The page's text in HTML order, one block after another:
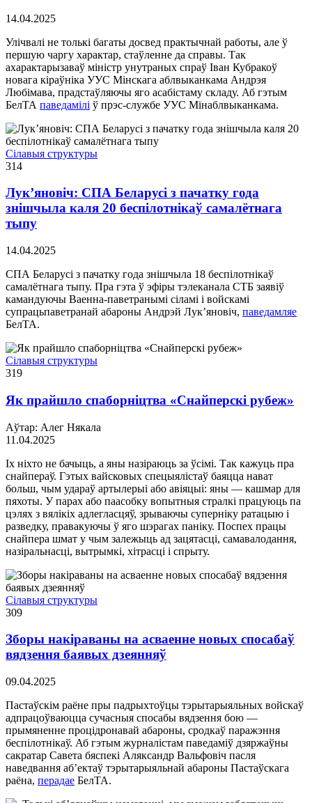
14.04.2025
Улічвалі не толькі багаты досвед практычнай работы, але ў
першую чаргу характар, стаўленне да справы. Так
ахарактарызаваў міністр унутраных спраў Іван Кубракоў
новага кіраўніка УУС Мінскага аблвыканкама Андрэя
Любімава, прадстаўляючы яго асабістаму складу. Аб гэтым
БелТА паведамілі ў прэс-службе УУС Мінаблвыканкама.
Сілавыя структуры
314
Лук’яновіч: СПА Беларусі з пачатку года
знішчыла каля 20 беспілотнікаў самалётнага
тыпу
14.04.2025
СПА Беларусі з пачатку года знішчыла 18 беспілотнікаў
самалётнага тыпу. Пра гэта ў эфіры тэлеканала СТБ заявіў
камандуючы Ваенна-паветранымі сіламі і войскамі
супрацьпаветранай абароны Андрэй Лук’яновіч, паведамляе
БелТА.
Сілавыя структуры
319
Як прайшло спаборніцтва «Снайперскі рубеж»
Аўтар: Алег Някала
11.04.2025
Іх ніхто не бачыць, а яны назіраюць за ўсімі. Так кажуць пра
снайпераў. Гэтых вайсковых спецыялістаў баяцца нават
больш, чым удараў артылерыі або авіяцыі: яны — кашмар для
пяхоты. У парах або паасобку вопытныя стралкі працуюць па
цэлях з вялікіх адлегласцяў, зрываючы суперніку ратацыю і
разведку, правакуючы ў яго шэрагах паніку. Поспех працы
снайпера шмат у чым залежыць ад зацятасці, самавалодання,
назіральнасці, вытрымкі, хітрасці і спрыту.
Сілавыя структуры
309
Зборы накіраваны на асваенне новых спосабаў
вядзення баявых дзеянняў
09.04.2025
Пастаўскім раёне пры падрыхтоўцы тэрытарыяльных войскаў
адпрацоўваюцца сучасныя спосабы вядзення бою —
прымяненне процідронавай абароны, сродкаў паражэння
беспілотнікаў. Аб гэтым журналістам паведаміў дзяржаўны
сакратар Савета бяспекі Аляксандр Вальфовіч пасля
наведвання аб’ектаў тэрытарыяльнай абароны Пастаўскага
раёна, перадае БелТА.